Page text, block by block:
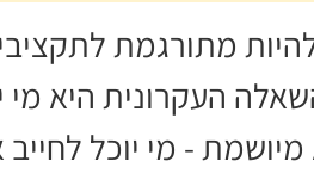
מתורגמת
העקרונית היא מי
- מי יוכל